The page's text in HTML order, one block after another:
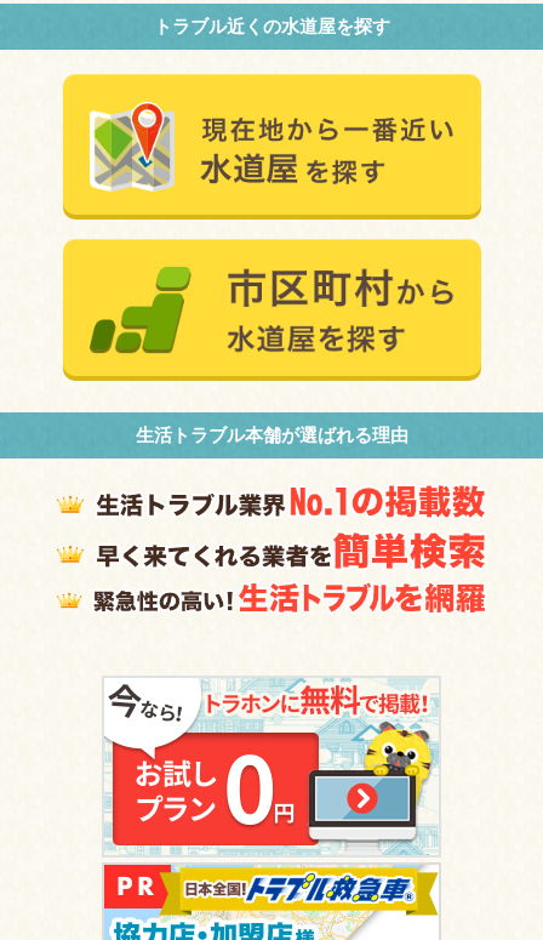
トラブル近くの水道屋を探す
生活トラブル本舗が選ばれる理由